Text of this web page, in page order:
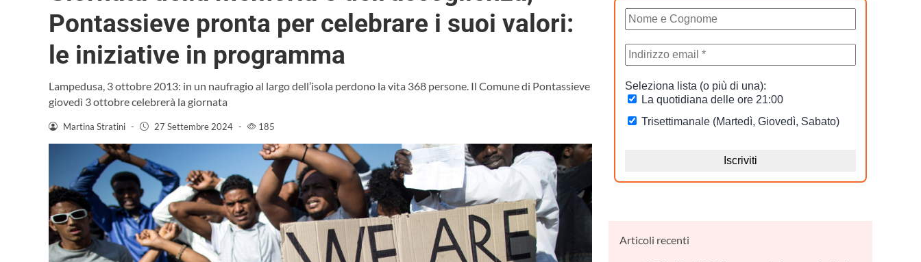
Pontassieve pronta per celebrare i suoi valori:
le iniziative in programma
Lampedusa, 3 ottobre 2013: in un naufragio al largo dell’isola perdono la vita 368 persone. Il Comune di Pontassieve
giovedì 3 ottobre celebrerà la giornata
Martina Stratini - 27 Settembre 2024 - 185
Articoli recenti